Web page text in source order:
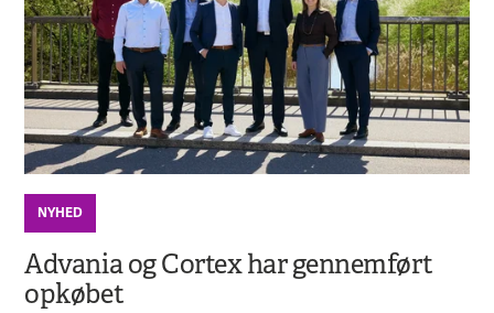
NYHED
Advania og Cortex har gennemført
opkøbet